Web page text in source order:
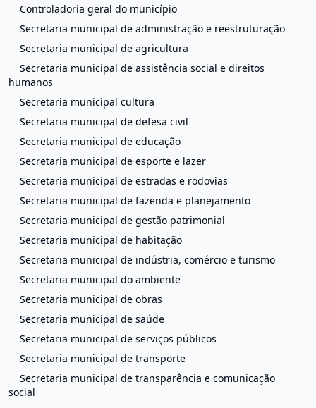
Controladoria geral do município
Secretaria municipal de administração e reestruturação
Secretaria municipal de agricultura
Secretaria municipal de assistência social e direitos
humanos
Secretaria municipal cultura
Secretaria municipal de defesa civil
Secretaria municipal de educação
Secretaria municipal de esporte e lazer
Secretaria municipal de estradas e rodovias
Secretaria municipal de fazenda e planejamento
Secretaria municipal de gestão patrimonial
Secretaria municipal de habitação
Secretaria municipal de indústria, comércio e turismo
Secretaria municipal do ambiente
Secretaria municipal de obras
Secretaria municipal de saúde
Secretaria municipal de serviços públicos
Secretaria municipal de transporte
Secretaria municipal de transparência e comunicação
social